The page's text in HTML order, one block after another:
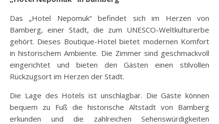
Das „Hotel Nepomuk“ befindet sich im Herzen von
Bamberg, einer Stadt, die zum UNESCO-Weltkulturerbe
gehört. Dieses Boutique-Hotel bietet modernen Komfort
in historischem Ambiente. Die Zimmer sind geschmackvoll
eingerichtet und bieten den Gästen einen stilvollen
Rückzugsort im Herzen der Stadt.
Die Lage des Hotels ist unschlagbar. Die Gäste können
bequem zu Fuß die historische Altstadt von Bamberg
erkunden und die zahlreichen Sehenswürdigkeiten